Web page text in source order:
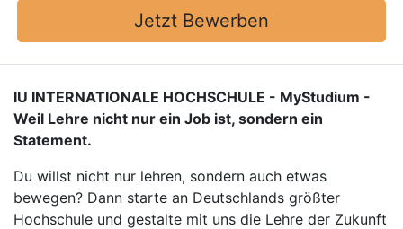
Jetzt Bewerben
IU INTERNATIONALE HOCHSCHULE - MyStudium -
Weil Lehre nicht nur ein Job ist, sondern ein
Statement.
Du willst nicht nur lehren, sondern auch etwas
bewegen? Dann starte an Deutschlands größter
Hochschule und gestalte mit uns die Lehre der Zukunft